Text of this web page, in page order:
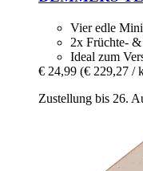
Vier edle
2x Früchte-
Ideal zum
€ 24,99 (€ 229,27 /
Zustellung bis 26.